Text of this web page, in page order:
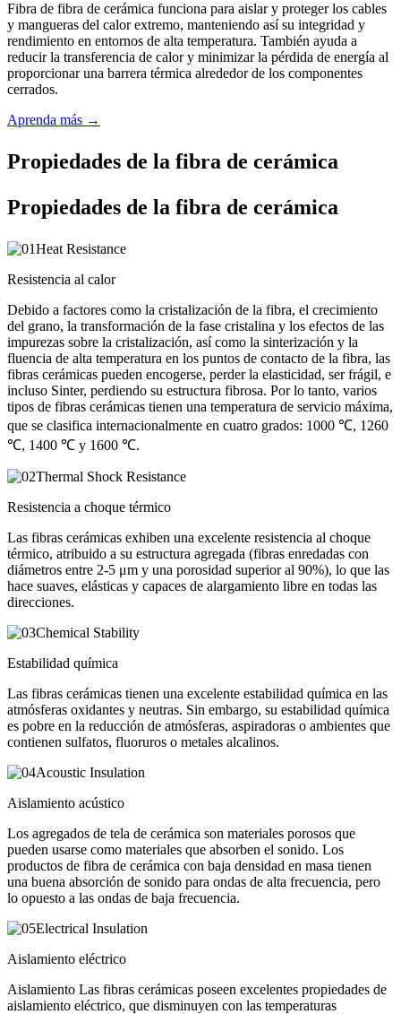
Fibra de fibra de cerámica funciona para aislar y proteger los cables
y mangueras del calor extremo, manteniendo así su integridad y
rendimiento en entornos de alta temperatura. También ayuda a
reducir la transferencia de calor y minimizar la pérdida de energía al
proporcionar una barrera térmica alrededor de los componentes
cerrados.
Aprenda más →
Propiedades de la fibra de cerámica
Propiedades de la fibra de cerámica
Resistencia al calor
Debido a factores como la cristalización de la fibra, el crecimiento
del grano, la transformación de la fase cristalina y los efectos de las
impurezas sobre la cristalización, así como la sinterización y la
fluencia de alta temperatura en los puntos de contacto de la fibra, las
fibras cerámicas pueden encogerse, perder la elasticidad, ser frágil, e
incluso Sinter, perdiendo su estructura fibrosa. Por lo tanto, varios
tipos de fibras cerámicas tienen una temperatura de servicio máxima,
que se clasifica internacionalmente en cuatro grados: 1000 ℃, 1260
℃, 1400 ℃ y 1600 ℃.
Resistencia a choque térmico
Las fibras cerámicas exhiben una excelente resistencia al choque
térmico, atribuido a su estructura agregada (fibras enredadas con
diámetros entre 2-5 μm y una porosidad superior al 90%), lo que las
hace suaves, elásticas y capaces de alargamiento libre en todas las
direcciones.
Estabilidad química
Las fibras cerámicas tienen una excelente estabilidad química en las
atmósferas oxidantes y neutras. Sin embargo, su estabilidad química
es pobre en la reducción de atmósferas, aspiradoras o ambientes que
contienen sulfatos, fluoruros o metales alcalinos.
Aislamiento acústico
Los agregados de tela de cerámica son materiales porosos que
pueden usarse como materiales que absorben el sonido. Los
productos de fibra de cerámica con baja densidad en masa tienen
una buena absorción de sonido para ondas de alta frecuencia, pero
lo opuesto a las ondas de baja frecuencia.
Aislamiento eléctrico
Aislamiento Las fibras cerámicas poseen excelentes propiedades de
aislamiento eléctrico, que disminuyen con las temperaturas